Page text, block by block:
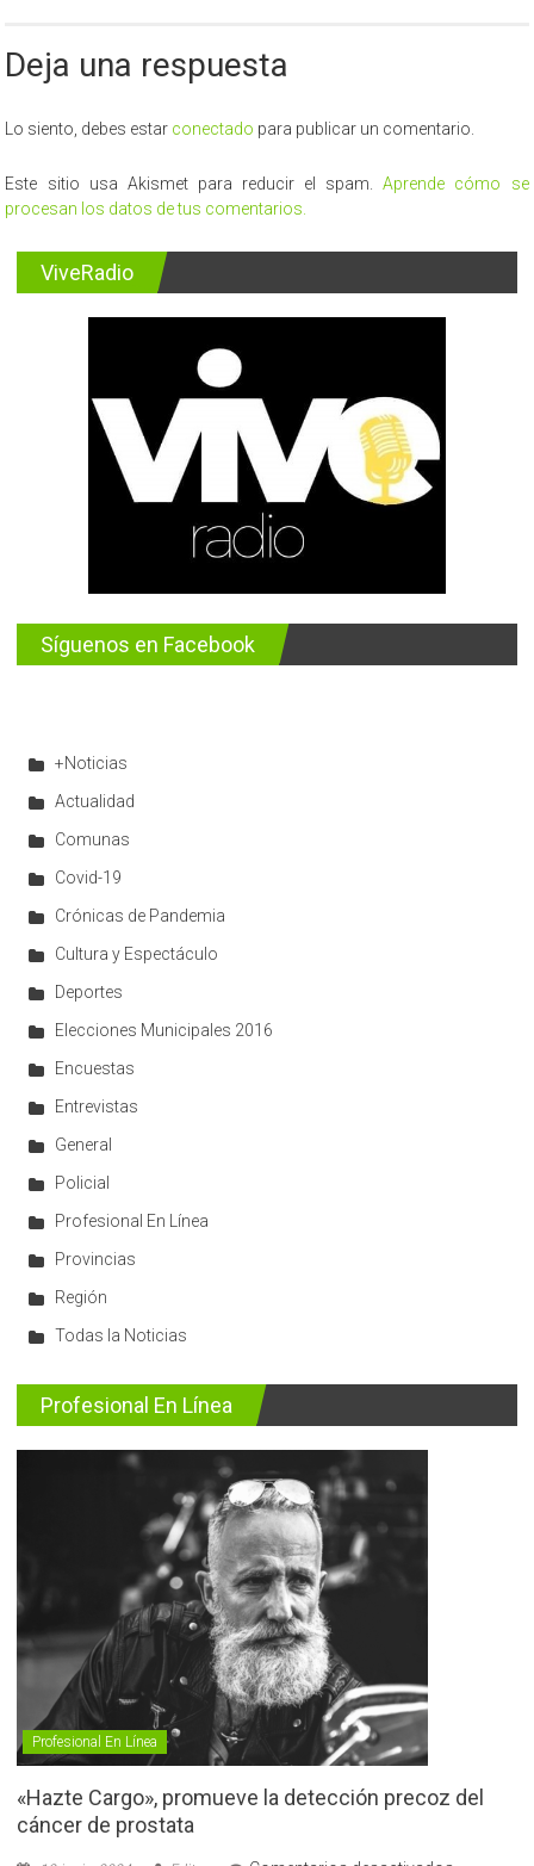
Deja una respuesta
Lo siento, debes estar conectado para publicar un comentario.
Este sitio usa Akismet para reducir el spam.Aprende cómo se
procesan los datos de tus comentarios.
ViveRadio
Síguenos en Facebook
+Noticias
Actualidad
Comunas
Covid-19
Crónicas de Pandemia
Cultura y Espectáculo
Deportes
Elecciones Municipales 2016
Encuestas
Entrevistas
General
Policial
Profesional En Línea
Provincias
Región
Todas la Noticias
Profesional En Línea
Profesional En Línea
«Hazte Cargo», promueve la detección precoz del
cáncer de prostata